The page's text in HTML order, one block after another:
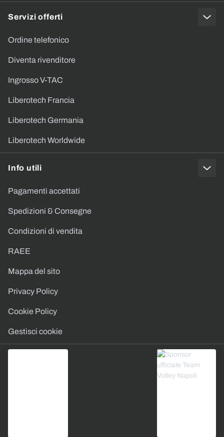
Servizi offerti
Ordine telefonico
Diventa rivenditore
Ingrosso V-TAC
Liberotech Francia
Liberotech Germania
Liberotech Worldwide
Info utili
Pagamenti accettati
Spedizioni & Consegne
Condizioni di vendita
RAEE
Mappa del sito
Privacy Policy
Cookie Policy
Gestisci cookie